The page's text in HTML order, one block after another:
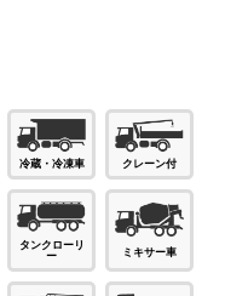
冷蔵・冷凍車 クレーン付
タンクローリ
ー
ミキサー車